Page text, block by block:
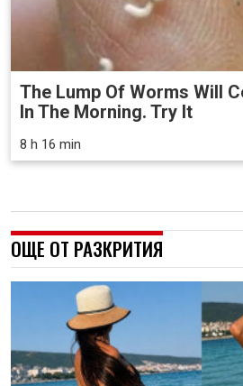
The Lump Of Worms Will
In The Morning. Try It
8 h 16 min
ОЩЕ ОТ РАЗКРИТИЯ